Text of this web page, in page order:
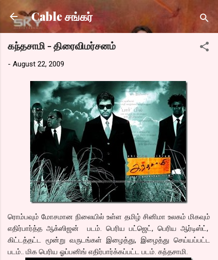
Skip to main content
Cable சங்கர்
கந்தசாமி - திரைவிமர்சனம்
- August 22, 2009
ரொம்பவும் மோசமான நிலையில் உள்ள தமிழ் சினிமா உலகம் மிகவும்
எதிர்பார்த்த ஆக்ஸிஜன் படம். பெரிய பட்ஜெட், பெரிய ஆர்டிஸ்ட்,
கிட்டத்தட்ட மூன்று வருடங்கள் இழைத்து, இழைத்து செய்யப்பட்ட
படம்.. மிக பெரிய ஓப்பனிங் எதிர்பார்க்கப்பட்ட படம். கந்தசாமி.